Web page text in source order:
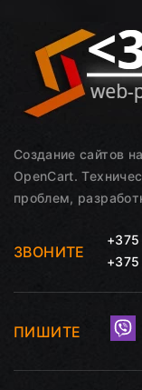
Создание сайтов
OpenCart.
проблем,
ЗВОНИТЕ
ПИШИТЕ